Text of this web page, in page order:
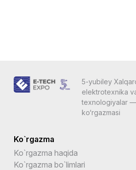
5-yubiley
elektrotexnika
texnologiyalar
ko‘rgazmasi
Ko`rgazma
Ko`rgazma haqida
Ko`rgazma bo`limlari